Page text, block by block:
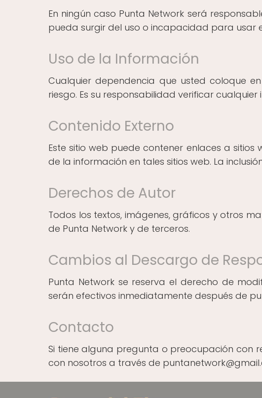
En ningún caso Punta Network será
pueda surgir del uso o incapacidad para usar
Uso de la Información
Cualquier dependencia que usted coloque
riesgo. Es su responsabilidad verificar
Contenido Externo
Este sitio web puede contener enlaces a
de la información en tales sitios web. La
Derechos de Autor
Todos los textos, imágenes, gráficos y otros
de Punta Network y de terceros.
Cambios al Descargo de
Punta Network se reserva el derecho de
serán efectivos inmediatamente después de
Contacto
Si tiene alguna pregunta o preocupación con
con nosotros a través de